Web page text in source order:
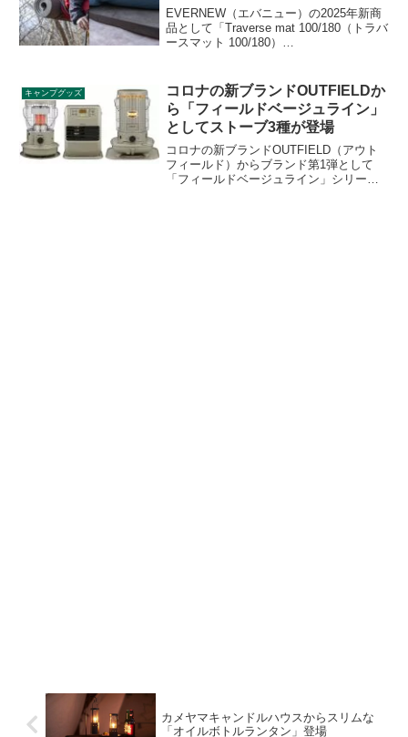
EVERNEW（エバニュー）の2025年新商
品として「Traverse mat 100/180（トラバ
ースマット 100/180）
ットで、従来の発泡技術で作られたクロ
ーズドセルマットよりも軽くコシがある
のが特徴です。詳細をレビューします。
キャンプグッズ
コロナの新ブランドOUTFIELDか
ら「フィールドベージュライン」
としてストーブ3種が登場
コロナの新ブランドOUTFIELD（アウト
フィールド）からブランド第1弾として
「フィールドベージュライン」シリーズ
カメヤマキャンドルハウスからスリムな
「オイルボトルランタン」登場